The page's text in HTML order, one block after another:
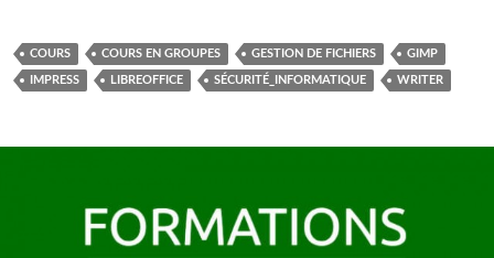
COURS COURS EN GROUPES GESTION DE FICHIERS GIMP
IMPRESS LIBREOFFICE SÉCURITÉ_INFORMATIQUE WRITER